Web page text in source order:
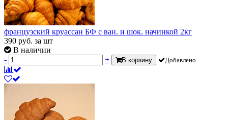
французский круассан БФ с ван. и шок. начинкой 2кг
390 руб. за шт
В наличии
-
+ В корзину Добавлено